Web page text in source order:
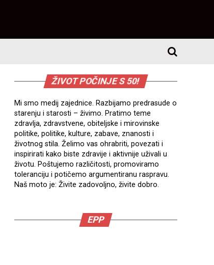
ŽIVOT POČINJE S 50!
Mi smo medij zajednice. Razbijamo predrasude o
starenju i starosti – živimo. Pratimo teme
zdravlja, zdravstvene, obiteljske i mirovinske
politike, politike, kulture, zabave, znanosti i
životnog stila. Želimo vas ohrabriti, povezati i
inspirirati kako biste zdravije i aktivnije uživali u
životu. Poštujemo različitosti, promoviramo
toleranciju i potičemo argumentiranu raspravu.
Naš moto je: Živite zadovoljno, živite dobro.
EPP